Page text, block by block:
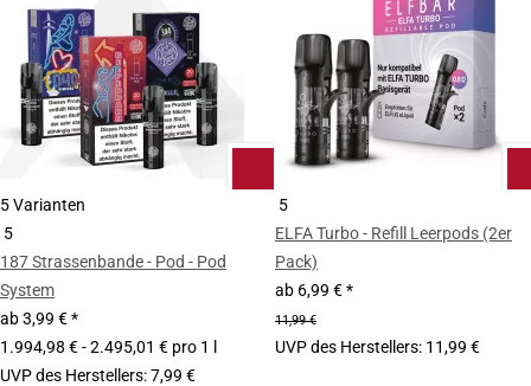
5 Varianten
5
187 Strassenbande - Pod - Pod
System
ab3,99 €*
1.994,98 € - 2.495,01 € pro 1 l
UVP des Herstellers:7,99 €
5
ELFA Turbo - Refill Leerpods (2er
Pack)
ab 6,99 €*
11,99 €
UVP des Herstellers: 11,99 €